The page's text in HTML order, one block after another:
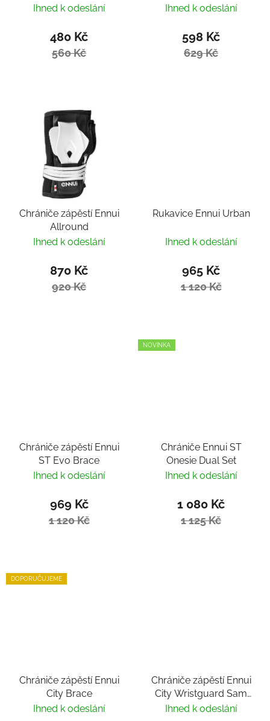
Ihned k odeslání
480 Kč
560 Kč
Ihned k odeslání
598 Kč
629 Kč
Chrániče zápěstí Ennui
Allround
Ihned k odeslání
870 Kč
920 Kč
Rukavice Ennui Urban
Ihned k odeslání
965 Kč
1 120 Kč
Chrániče zápěstí Ennui
ST Evo Brace
Ihned k odeslání
969 Kč
1 120 Kč
NOVINKA
Chrániče Ennui ST
Onesie Dual Set
Ihned k odeslání
1 080 Kč
1 125 Kč
DOPORUČUJEME
Chrániče zápěstí Ennui
City Brace
Ihned k odeslání
Chrániče zápěstí Ennui
City Wristguard Sam
Crofts
Ihned k odeslání